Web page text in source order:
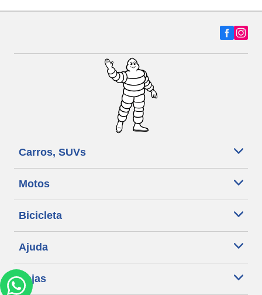
Carros, SUVs
Motos
Bicicleta
Ajuda
Lojas